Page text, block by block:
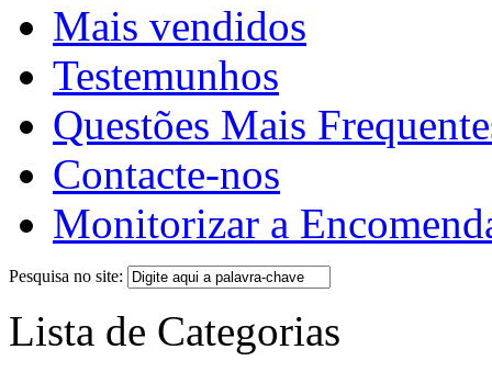
Mais vendidos
Testemunhos
Questões Mais
Contacte-nos
Monitorizar a
Pesquisa no site:
Lista de Categorias